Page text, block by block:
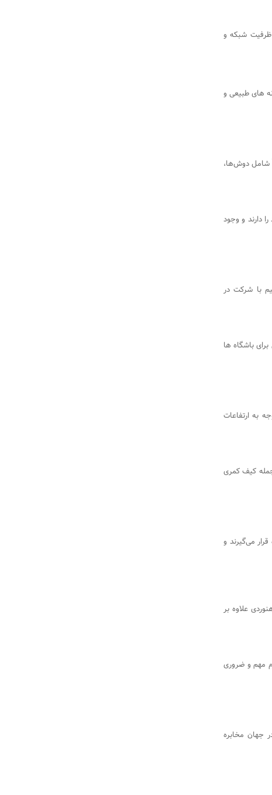
بیش از ظرفیت شبکه و
رودخانه های طبیعی و
شامل دوش‌ها،
دارند و وجود
می‌توانیم با شرکت در
باشگاه ها
به ارتفاعات
کیف کمری
می‌گیرند و
علاوه بر
مهم و ضروری
جهان مخابره